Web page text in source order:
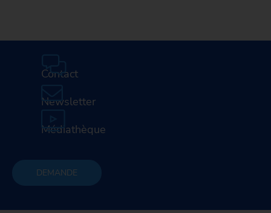
Contact
Newsletter
Médiathèque
DEMANDE